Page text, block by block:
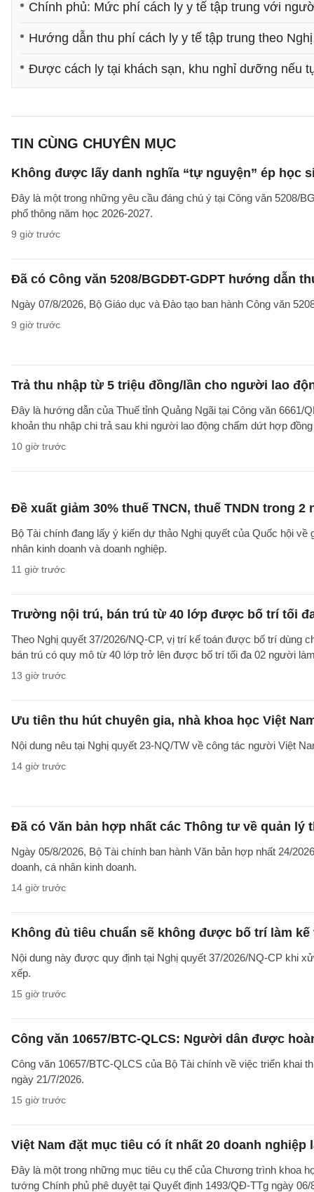
Chính phủ: Mức phí cách ly y tế tập trung với
Hướng dẫn thu phí cách ly y tế tập trung theo
Được cách ly tại khách sạn, khu nghỉ dưỡng nếu
TIN CÙNG CHUYÊN MỤC
Không được lấy danh nghĩa “tự nguyện” ép học
Đây là một trong những yêu cầu đáng chú ý tại Công văn 5208/
phổ thông năm học 2026-2027.
9 giờ trước
Đã có Công văn 5208/BGDĐT-GDPT hướng dẫn
Ngày 07/8/2026, Bộ Giáo dục và Đào tạo ban hành Công văn
9 giờ trước
Trả thu nhập từ 5 triệu đồng/lần cho người lao
Đây là hướng dẫn của Thuế tỉnh Quảng Ngãi tại Công văn
khoản thu nhập chi trả sau khi người lao động chấm dứt hợp
10 giờ trước
Đề xuất giảm 30% thuế TNCN, thuế TNDN trong 2
Bộ Tài chính đang lấy ý kiến dự thảo Nghị quyết của Quốc hội
nhân kinh doanh và doanh nghiệp.
11 giờ trước
Trường nội trú, bán trú từ 40 lớp được bố trí tối
Theo Nghị quyết 37/2026/NQ-CP, vị trí kế toán được bố trí dùng
bán trú có quy mô từ 40 lớp trở lên được bố trí tối đa 02 người
13 giờ trước
Ưu tiên thu hút chuyên gia, nhà khoa học Việt
Nội dung nêu tại Nghị quyết 23-NQ/TW về công tác người Việt
14 giờ trước
Đã có Văn bản hợp nhất các Thông tư về quản lý
Ngày 05/8/2026, Bộ Tài chính ban hành Văn bản hợp nhất 24/
doanh, cá nhân kinh doanh.
14 giờ trước
Không đủ tiêu chuẩn sẽ không được bố trí làm
Nội dung này được quy định tại Nghị quyết 37/2026/NQ-CP khi
xếp.
15 giờ trước
Công văn 10657/BTC-QLCS: Người dân được
Công văn 10657/BTC-QLCS của Bộ Tài chính về việc triển khai
ngày 21/7/2026.
15 giờ trước
Việt Nam đặt mục tiêu có ít nhất 20 doanh
Đây là một trong những mục tiêu cụ thể của Chương trình khoa
tướng Chính phủ phê duyệt tại Quyết định 1493/QĐ-TTg ngày